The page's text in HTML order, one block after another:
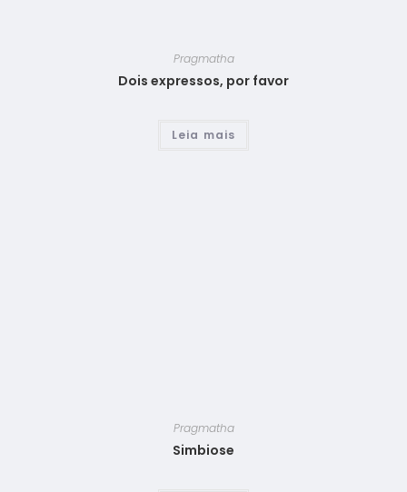
Pragmatha
Dois expressos, por favor
Leia mais
Pragmatha
Simbiose